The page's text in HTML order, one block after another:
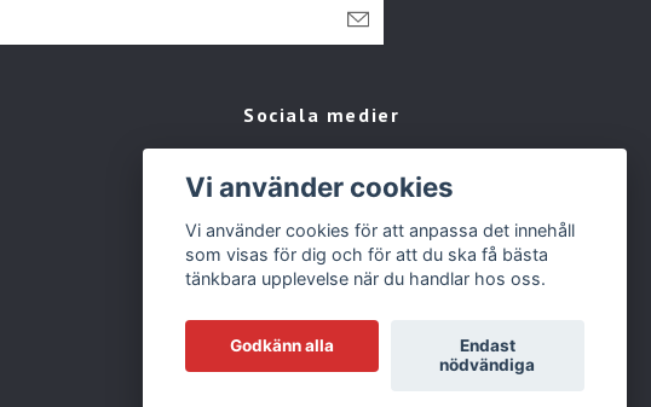
Sociala medier
Instagram
Tiktok
Vi använder cookies
Vi använder cookies för att anpassa det innehåll
som visas för dig och för att du ska få bästa
tänkbara upplevelse när du handlar hos oss.
Godkänn alla
Endast
nödvändiga